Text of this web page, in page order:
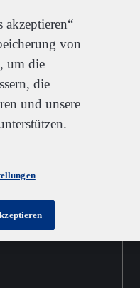
von
um die
die
und unsere